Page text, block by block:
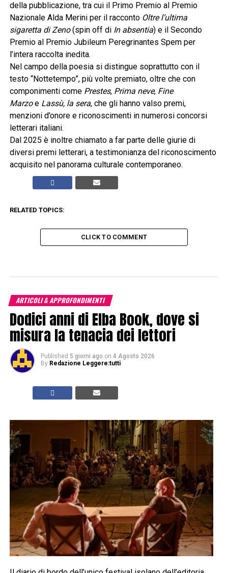
della pubblicazione, tra cui il Primo Premio al Premio
Nazionale Alda Merini per il racconto Oltre l’ultima
sigaretta di Zeno(spin off di In absentia) e il Secondo
Premio al Premio Jubileum Peregrinantes Spem per
l’intera raccolta inedita.
Nel campo della poesia si distingue soprattutto con il
testo “Nottetempo”, più volte premiato, oltre che con
componimenti come Prestes, Prima neve, Fine
Marzoe Lassù, la sera, che gli hanno valso premi,
menzioni d’onore e riconoscimenti in numerosi concorsi
letterari italiani.
Dal 2025 è inoltre chiamato a far parte delle giurie di
diversi premi letterari, a testimonianza del riconoscimento
acquisito nel panorama culturale contemporaneo.
RELATED TOPICS:
CLICK TO COMMENT
ARTICOLI & APPROFONDIMENTI
Dodici anni di Elba Book, dove si
misura la tenacia dei lettori
Published 5 giorni ago on 4 Agosto 2026
By Redazione Leggere:tutti